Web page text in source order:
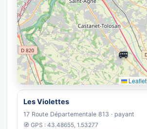
🚐
Leaflet
Les Violettes
17 Route Départementale 813 · payant
🧭 GPS : 43.48655, 1.53277